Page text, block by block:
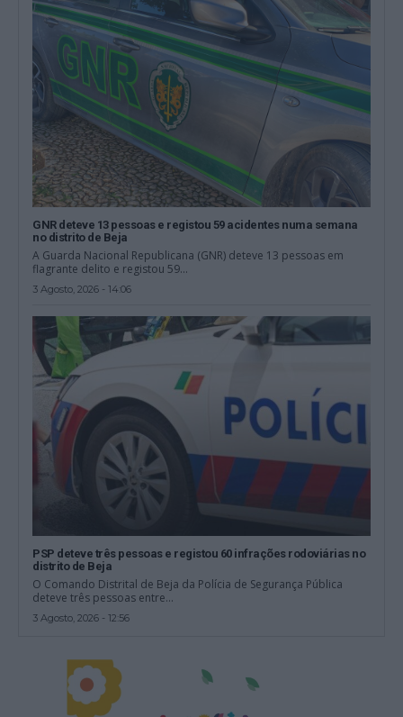
GNR deteve 13 pessoas e registou 59 acidentes numa semana
no distrito de Beja
A Guarda Nacional Republicana (GNR) deteve 13 pessoas em
flagrante delito e registou 59...
3 Agosto, 2026 - 14:06
PSP deteve três pessoas e registou 60 infrações rodoviárias no
distrito de Beja
O Comando Distrital de Beja da Polícia de Segurança Pública
deteve três pessoas entre...
3 Agosto, 2026 - 12:56